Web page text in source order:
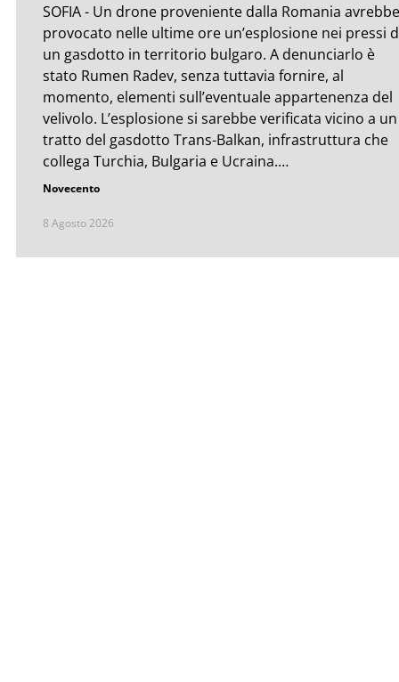
SOFIA - Un drone proveniente dalla Romania avrebbe
provocato nelle ultime ore un’esplosione nei pressi
un gasdotto in territorio bulgaro. A denunciarlo è
stato Rumen Radev, senza tuttavia fornire, al
momento, elementi sull’eventuale appartenenza del
velivolo. L’esplosione si sarebbe verificata vicino a un
tratto del gasdotto Trans-Balkan, infrastruttura che
collega Turchia, Bulgaria e Ucraina.…
Novecento
8 Agosto 2026